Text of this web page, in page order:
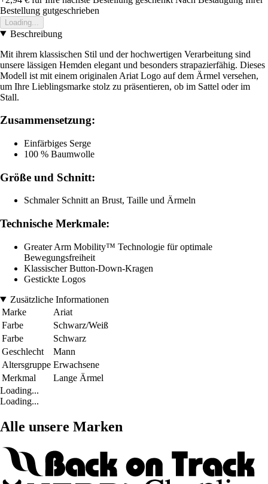
Bestellung gutgeschrieben
Loading...
Beschreibung
Mit ihrem klassischen Stil und der hochwertigen Verarbeitung sind
unsere lässigen Hemden elegant und besonders strapazierfähig. Dieses
Modell ist mit einem originalen Ariat Logo auf dem Ärmel versehen,
um Ihre Lieblingsmarke stolz zu präsentieren, ob im Sattel oder im
Stall.
Zusammensetzung:
Einfärbiges Serge
100 % Baumwolle
Größe und Schnitt:
Schmaler Schnitt an Brust, Taille und Ärmeln
Technische Merkmale:
Greater Arm Mobility™ Technologie für optimale
Bewegungsfreiheit
Klassischer Button-Down-Kragen
Gestickte Logos
Zusätzliche Informationen
Marke
Ariat
Farbe
Schwarz/Weiß
Farbe
Schwarz
Geschlecht
Mann
Altersgruppe Erwachsene
Merkmal
Lange Ärmel
Loading...
Loading...
Alle unsere Marken